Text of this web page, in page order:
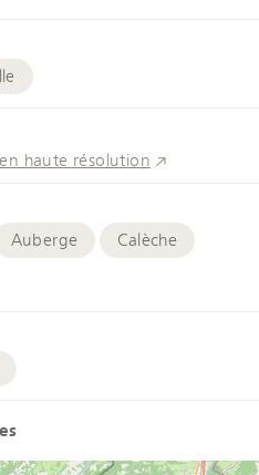
haute résolution
Auberge
Calèche